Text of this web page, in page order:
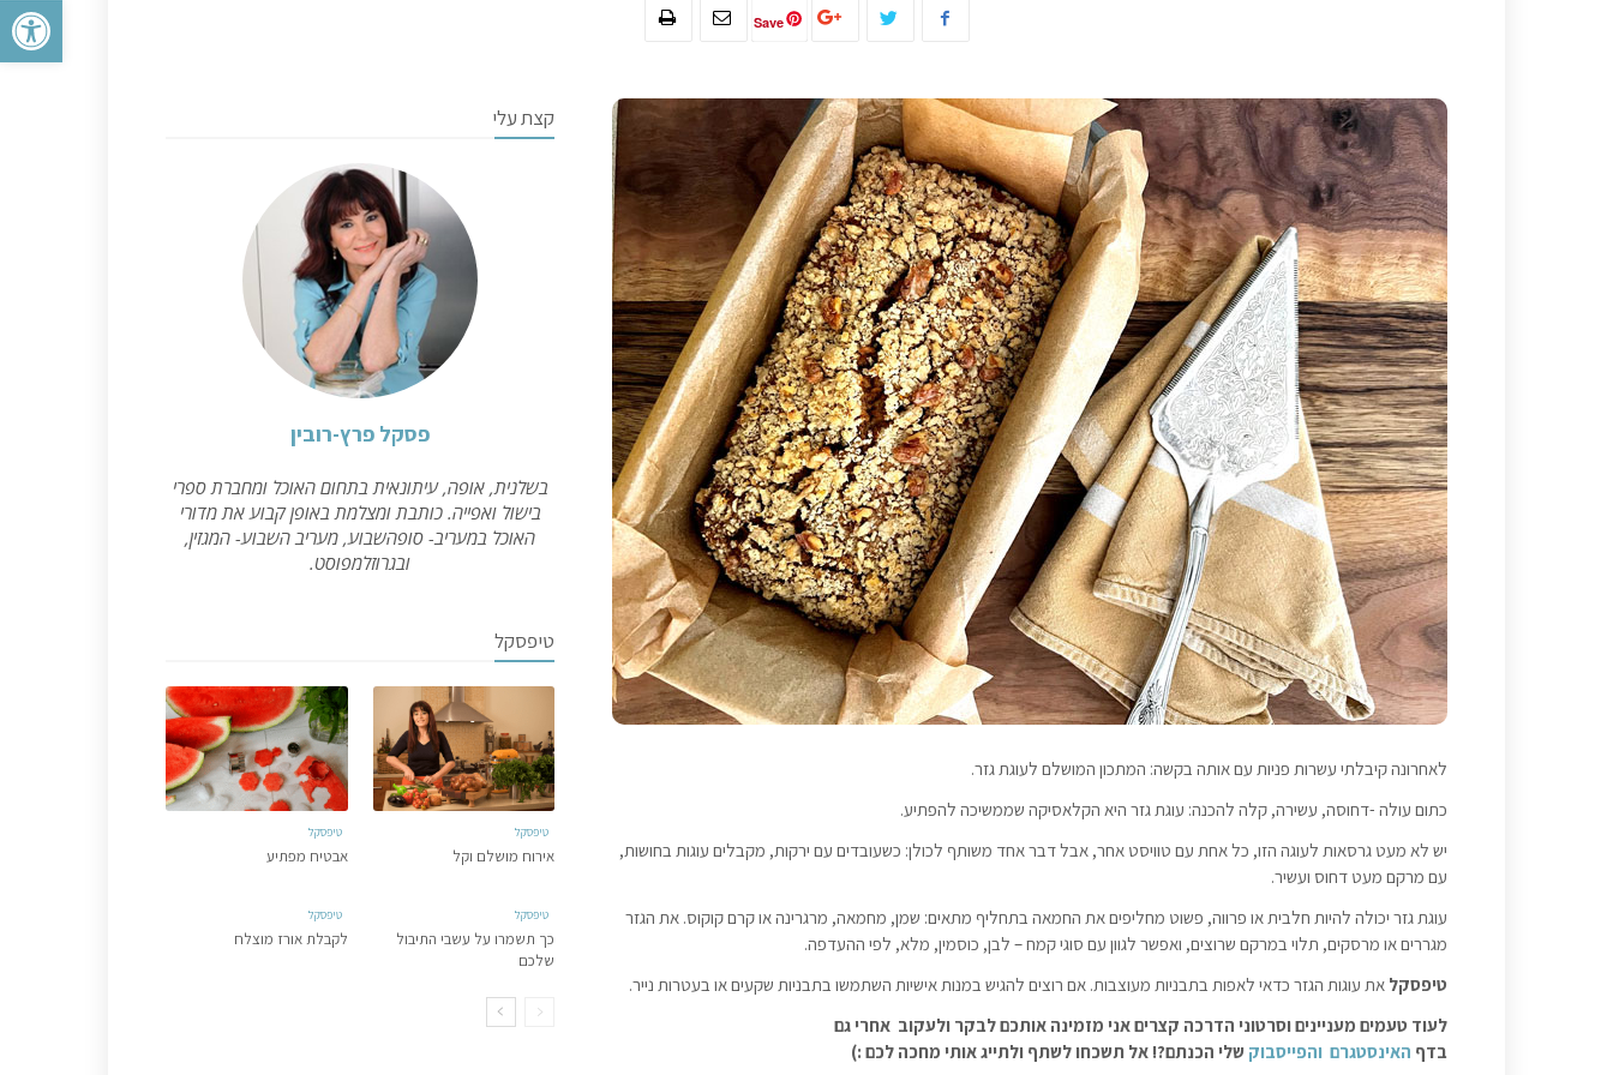
פתח Save
לאחרונה קיבלתי עשרות פניות עם אותה בקשה: המתכון המושלם לעוגת גזר.
כתום עולה -דחוסה, עשירה, קלה להכנה: עוגת גזר היא הקלאסיקה שממשיכה להפתיע.
יש לא מעט גרסאות לעוגה הזו, כל אחת עם טוויסט אחר, אבל דבר אחד משותף לכולן: כשעובדים עם ירקות, מקבלים עוגות בחושות,
עם מרקם מעט דחוס ועשיר.
עוגת גזר יכולה להיות חלבית או פרווה, פשוט מחליפים את החמאה בתחליף מתאים: שמן, מחמאה, מרגרינה או קרם קוקוס. את הגזר
מגררים או מרסקים, תלוי במרקם שרוצים, ואפשר לגוון עם סוגי קמח – לבן, כוסמין, מלא, לפי ההעדפה.
טיפסקל את עוגות הגזר כדאי לאפות בתבניות מעוצבות. אם רוצים להגיש במנות אישיות השתמשו בתבניות שקעים או בעטרות נייר.
לעוד טעמים מעניינים וסרטוני הדרכה קצרים אני מזמינה אותכם לבקר ולעקוב אחרי גם
בדף האינסטגרם והפייסבוק שלי הכנתם?! אל תשכחו לשתף ולתייג אותי מחכה לכם :)
קצת עלי
פסקל פרץ-רובין
בשלנית, אופה, עיתונאית בתחום האוכל ומחברת ספרי
בישול ואפייה. כותבת ומצלמת באופן קבוע את מדורי
האוכל במעריב- סופהשבוע, מעריב השבוע- המגזין,
ובגרוזלמפוסט.
טיפסקל
טיפסקל
אירוח מושלם וקל
טיפסקל
אבטיח מפתיע
טיפסקל
כך תשמרו על עשבי התיבול
שלכם
טיפסקל
לקבלת אורז מוצלח